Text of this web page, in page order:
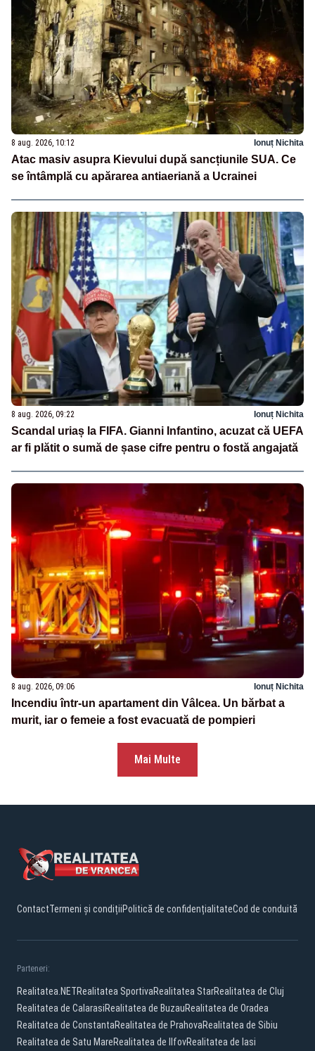
8 aug. 2026, 10:12 Ionuț Nichita
Atac masiv asupra Kievului după sancțiunile SUA. Ce
se întâmplă cu apărarea antiaeriană a Ucrainei
8 aug. 2026, 09:22 Ionuț Nichita
Scandal uriaș la FIFA. Gianni Infantino, acuzat că UEFA
ar fi plătit o sumă de șase cifre pentru o fostă angajată
8 aug. 2026, 09:06 Ionuț Nichita
Incendiu într-un apartament din Vâlcea. Un bărbat a
murit, iar o femeie a fost evacuată de pompieri
Mai Multe
ContactTermeni și condițiiPolitică de confidențialitateCod de conduită
Parteneri:
Realitatea.NETRealitatea SportivaRealitatea StarRealitatea de Cluj
Realitatea de CalarasiRealitatea de BuzauRealitatea de Oradea
Realitatea de ConstantaRealitatea de PrahovaRealitatea de Sibiu
Realitatea de Satu MareRealitatea de IlfovRealitatea de Iasi